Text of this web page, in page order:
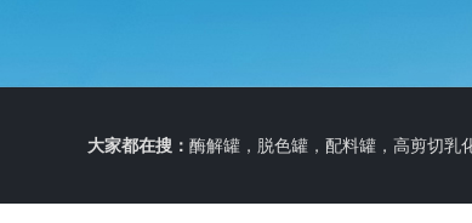
大家都在搜： 酶解罐，脱色罐，配料罐，高剪切乳化罐，粉体料